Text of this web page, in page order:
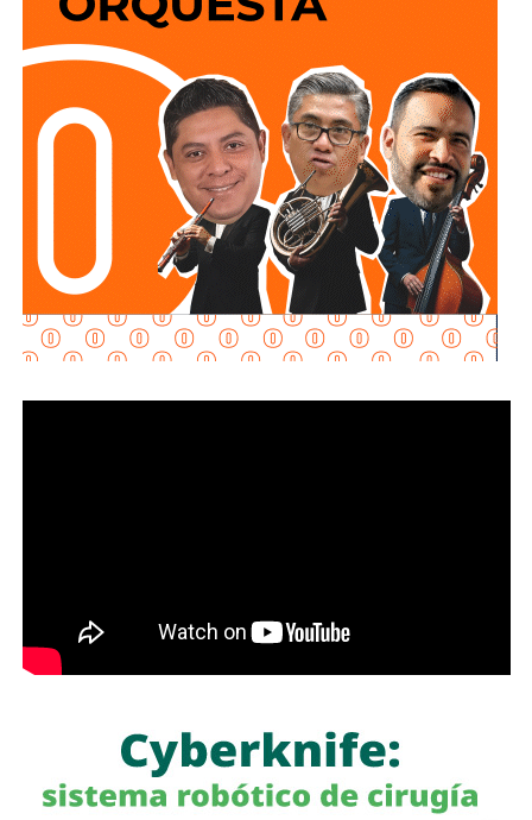
sector privado, el Mandatario Estatal destacó que esta
inversión permitirá reducir riesgos para el personal
operativo, atender con mayor rapidez situaciones de
emergencia y garantizar más seguridad y tranquilidad a las
familias potosinas.
Defensa Nacional mediante la aplicación del Plan DN-III-E,